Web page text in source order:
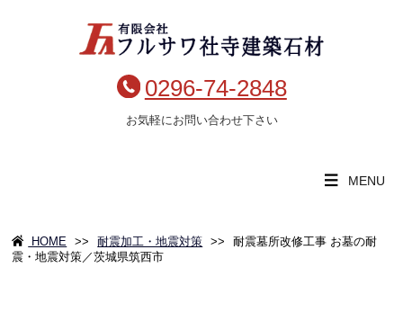
0296-74-2848
お気軽にお問い合わせ下さい
MENU
HOME >> 耐震加工・地震対策 >>
耐震墓所改修工事 お墓の耐
震・地震対策／茨城県筑西市